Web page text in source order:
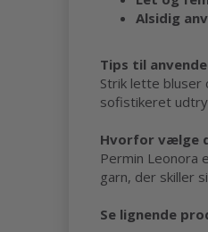
Alsidig
Tips til
Strik lette bluser
sofistikeret
Hvorfor vælge
Permin Leonora
garn, der skiller
Se lignende